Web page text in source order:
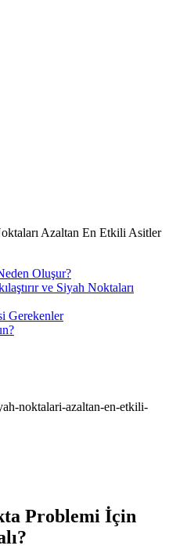
Azaltan En Etkili Asitler
Oluşur?
ve Siyah Noktaları
Gerekenler
noktalari-azaltan-en-etkili-
Problemi İçin